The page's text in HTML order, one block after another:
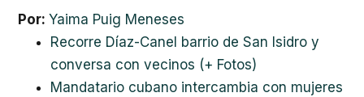
Por: Yaima Puig Meneses
Recorre Díaz-Canel barrio de San Isidro y
conversa con vecinos (+ Fotos)
Mandatario cubano intercambia con mujeres